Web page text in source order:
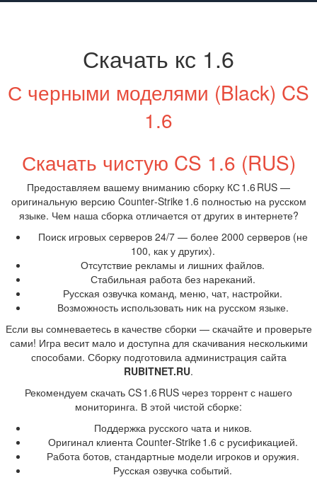
Скачать кс 1.6
С черными моделями (Black) CS
1.6
Скачать чистую CS 1.6 (RUS)
Предоставляем вашему вниманию сборку КС 1.6 RUS —
оригинальную версию Counter‑Strike 1.6 полностью на русском
языке. Чем наша сборка отличается от других в интернете?
Поиск игровых серверов 24/7 — более 2000 серверов (не
100, как у других).
Отсутствие рекламы и лишних файлов.
Стабильная работа без нареканий.
Русская озвучка команд, меню, чат, настройки.
Возможность использовать ник на русском языке.
Если вы сомневаетесь в качестве сборки — скачайте и проверьте
сами! Игра весит мало и доступна для скачивания несколькими
способами. Сборку подготовила администрация сайта
RUBITNET.RU.
Рекомендуем скачать CS 1.6 RUS через торрент с нашего
мониторинга. В этой чистой сборке:
Поддержка русского чата и ников.
Оригинал клиента Counter‑Strike 1.6 с русификацией.
Работа ботов, стандартные модели игроков и оружия.
Русская озвучка событий.